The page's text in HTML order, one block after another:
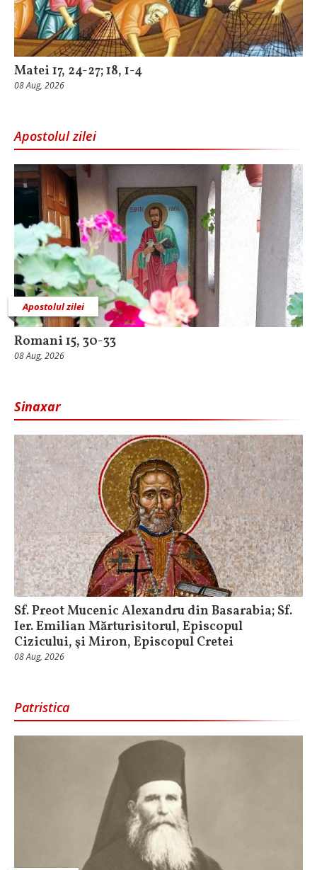
Matei 17, 24-27; 18, 1-4
08 Aug, 2026
Apostolul zilei
Apostolul zilei
Romani 15, 30-33
08 Aug, 2026
Sinaxar
Sf. Preot Mucenic Alexandru din Basarabia; Sf.
Ier. Emilian Mărturisitorul, Episcopul
Cizicului, şi Miron, Episcopul Cretei
08 Aug, 2026
Patristica